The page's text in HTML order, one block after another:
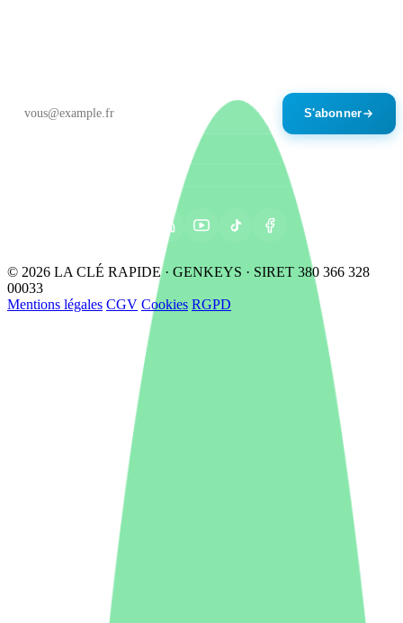
S'abonner
© 2026 LA CLÉ RAPIDE · GENKEYS · SIRET 380 366 328
00033
Mentions légales CGV Cookies RGPD